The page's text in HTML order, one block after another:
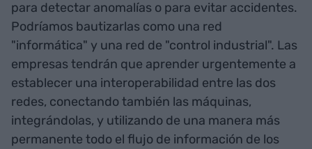
para detectar anomalías o para evitar accidentes.
Podríamos bautizarlas como una red
"informática" y una red de "control industrial". Las
empresas tendrán que aprender urgentemente a
establecer una interoperabilidad entre las dos
redes, conectando también las máquinas,
integrándolas, y utilizando de una manera más
permanente todo el flujo de información de los